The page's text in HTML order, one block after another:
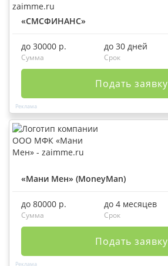
«СМСФИНАНС»
до 30000 р.
Сумма
до 30 дней
Срок
Подать заявку
«Мани Мен» (MoneyMan)
до 80000 р.
Сумма
до 4 месяцев
Срок
Подать заявку